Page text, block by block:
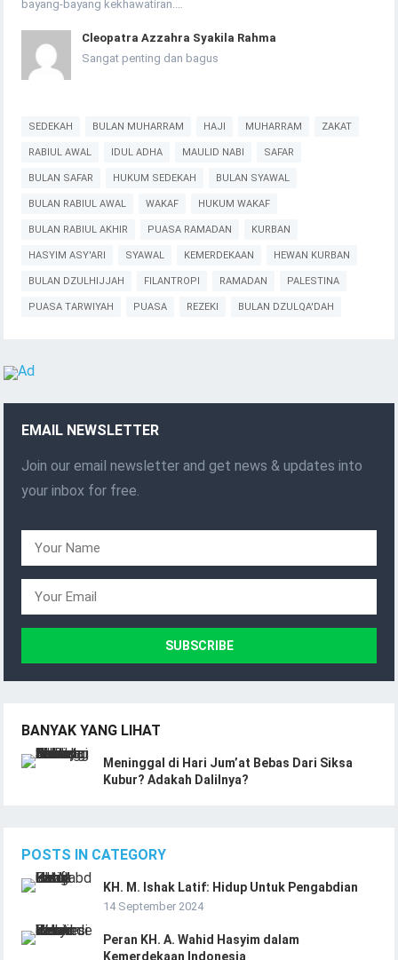
bayang-bayang kekhawatiran.…
Cleopatra Azzahra Syakila Rahma
Sangat penting dan bagus
SEDEKAH BULAN MUHARRAM HAJI MUHARRAM ZAKAT
RABIUL AWAL IDUL ADHA MAULID NABI SAFAR
BULAN SAFAR HUKUM SEDEKAH BULAN SYAWAL
BULAN RABIUL AWAL WAKAF HUKUM WAKAF
BULAN RABIUL AKHIR PUASA RAMADAN KURBAN
HASYIM ASY'ARI SYAWAL KEMERDEKAAN HEWAN KURBAN
BULAN DZULHIJJAH FILANTROPI RAMADAN PALESTINA
PUASA TARWIYAH PUASA REZEKI BULAN DZULQA'DAH
EMAIL NEWSLETTER
Join our email newsletter and get news & updates into
your inbox for free.
BANYAK YANG LIHAT
Meninggal di Hari Jum’at Bebas Dari Siksa
Kubur? Adakah Dalilnya?
POSTS IN CATEGORY
KH. M. Ishak Latif: Hidup Untuk Pengabdian
14 September 2024
Peran KH. A. Wahid Hasyim dalam
Kemerdekaan Indonesia